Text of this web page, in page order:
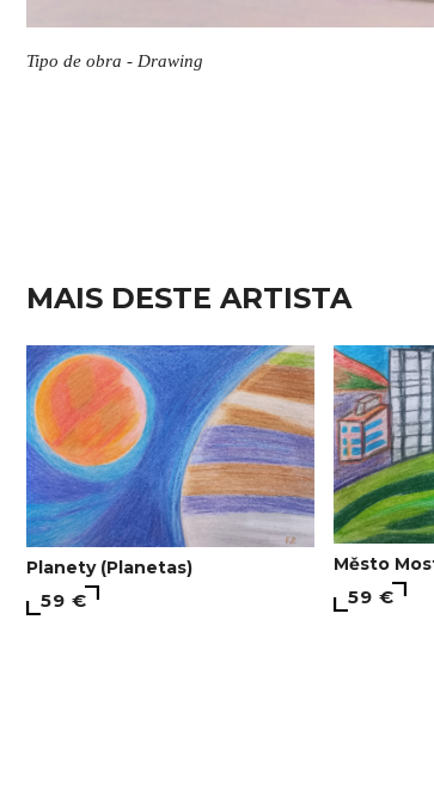
Tipo de obra - Drawing
MAIS DESTE ARTISTA
Planety (Planetas)
59 €
Město
59 €